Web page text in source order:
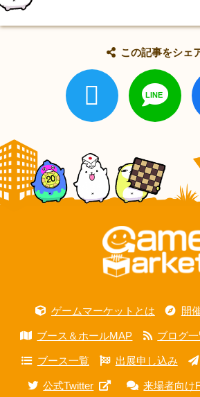
この記事をシェ
ゲームマーケットとは 開
ブース＆ホールMAP ブログ
ブース一覧 出展申し込み
公式Twitter 来場者向け